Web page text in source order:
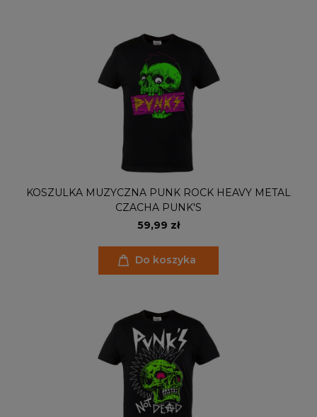
KOSZULKA MUZYCZNA PUNK ROCK HEAVY METAL
CZACHA PUNK'S
59,99 zł
Do koszyka